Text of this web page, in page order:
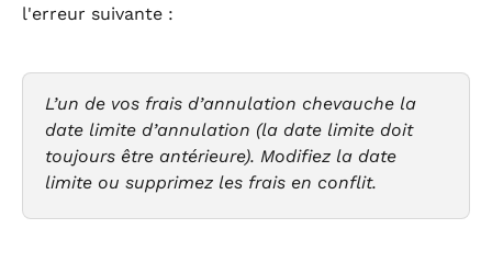
l'erreur suivante :
L’un de vos frais d’annulation chevauche la
date limite d’annulation (la date limite doit
toujours être antérieure). Modifiez la date
limite ou supprimez les frais en conflit.